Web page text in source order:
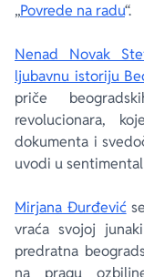
„Povrede na radu“.
Nenad Novak
ljubavnu istoriju
priče
revolucionara,
dokumenta i
uvodi u
Mirjana Đurđević
vraća svojoj
predratna
na pragu